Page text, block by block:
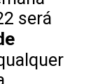
será